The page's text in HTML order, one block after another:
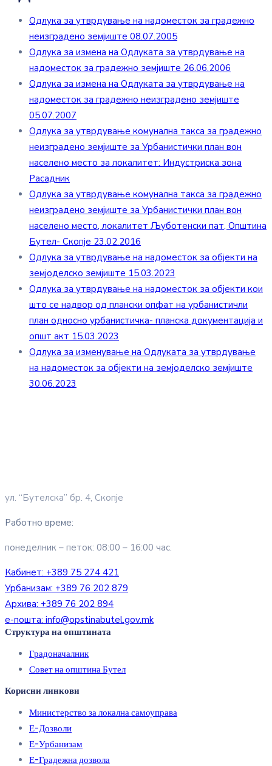
Одлука за утврдување на надоместок за градежно
неизградено земјиште 08.07.2005
Одлука за измена на Одлуката за утврдување на
надоместок за градежно земјиште 26.06.2006
Одлука за измена на Одлуката за утврдување на
надоместок за градежно неизградено земјиште
05.07.2007
Одлука за утврдување комунална такса за градежно
неизградено земјиште за Урбанистички план вон
населено место за локалитет: Индустриска зона
Расадник
Одлука за утврдување комунална такса за градежно
неизградено земјиште за Урбанистички план вон
населено место, локалитет Љуботенски пат, Општина
Бутел- Скопје 23.02.2016
Одлука за утврдување на надоместок за објекти на
земјоделско земјиште 15.03.2023
Одлука за утврдување на надоместок за објекти кои
што се надвор од плански опфат на урбанистичли
план односно урбанистичка- планска документација и
општ акт 15.03.2023
Одлука за изменување на Одлуката за утврдување
на надоместок за објекти на земјоделско земјиште
30.06.2023
ул. “Бутелска” бр. 4, Скопје
Работно време:
понеделник – петок: 08:00 – 16:00 час.
Кабинет: +389 75 274 421
Урбанизам: +389 76 202 879
Архива: +389 76 202 894
е-пошта: info@opstinabutel.gov.mk
Структура на општината
Градоначалник
Совет на општина Бутел
Корисни линкови
Министерство за локална самоуправа
Е-Дозволи
Е-Урбанизам
Е-Градежна дозвола